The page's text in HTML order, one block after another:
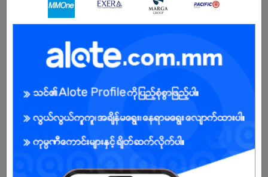
အခွင့်အရေးရှိသူ : ကျား